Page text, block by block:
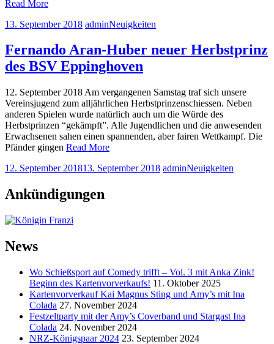
Read More
13. September 2018 adminNeuigkeiten
Fernando Aran-Huber neuer Herbstprinz
des BSV Eppinghoven
12. September 2018 Am vergangenen Samstag traf sich unsere
Vereinsjugend zum alljährlichen Herbstprinzenschiessen. Neben
anderen Spielen wurde natürlich auch um die Würde des
Herbstprinzen “gekämpft”. Alle Jugendlichen und die anwesenden
Erwachsenen sahen einen spannenden, aber fairen Wettkampf. Die
Pfänder gingen Read More
12. September 201813. September 2018 adminNeuigkeiten
Ankündigungen
News
Wo Schießsport auf Comedy trifft – Vol. 3 mit Anka Zink!
Beginn des Kartenvorverkaufs! 11. Oktober 2025
Kartenvorverkauf Kai Magnus Sting und Amy’s mit Ina
Colada 27. November 2024
Festzeltparty mit der Amy’s Coverband und Stargast Ina
Colada 24. November 2024
NRZ-Königspaar 2024 23. September 2024